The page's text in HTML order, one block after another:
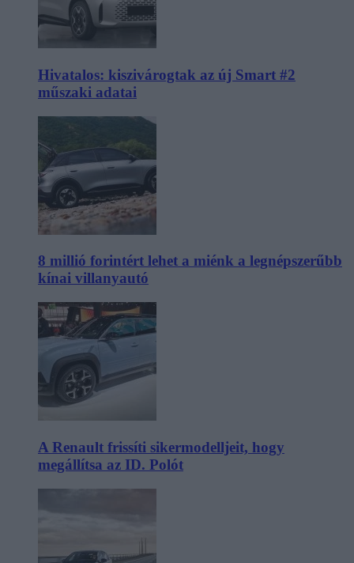
Hivatalos: kiszivárogtak az új Smart #2
műszaki adatai
8 millió forintért lehet a miénk a legnépszerűbb
kínai villanyautó
A Renault frissíti sikermodelljeit, hogy
megállítsa az ID. Polót